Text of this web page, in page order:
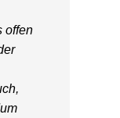
offen